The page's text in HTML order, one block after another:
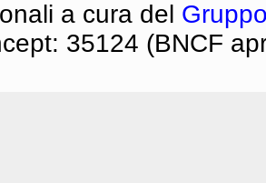
a cura del
35124 (BNCF